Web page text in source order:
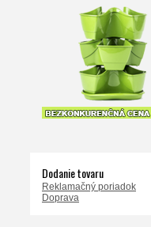
Dodanie tovaru
Reklamačný poriadok
Doprava